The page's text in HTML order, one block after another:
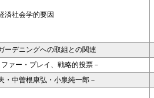
済社会学的要因
ーデニングへの取組との関連
ァー・プレイ、戦略的投票－
・中曽根康弘・小泉純一郎－